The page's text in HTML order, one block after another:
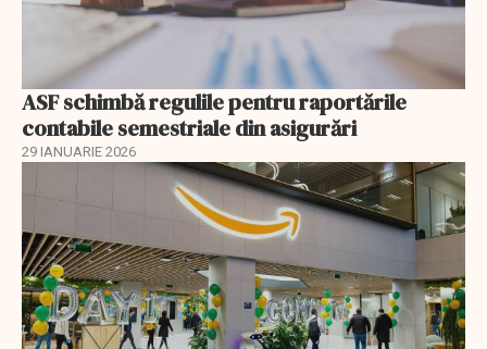
ASF schimbă regulile pentru raportările
contabile semestriale din asigurări
29 IANUARIE 2026